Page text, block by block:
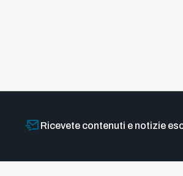
Ricevete contenuti e notizie